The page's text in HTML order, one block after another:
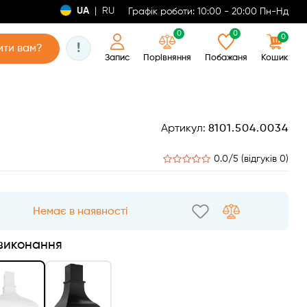
UA RU Графік роботи: 10:00 - 20:00 Пн-Нд
вам? !
Запис
0
Порівняння
0
Побажаня
0
Кошик
Артикул:8101.504.0034
0.0/5 (відгуків 0)
Немає в наявності